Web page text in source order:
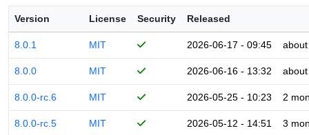
Version License Security Released
8.0.1 MIT 2026-06-17 - 09:45
8.0.0 MIT 2026-06-16 - 13:32
8.0.0-rc.6 MIT 2026-05-25 - 10:23 2
8.0.0-rc.5 MIT 2026-05-12 - 14:51 3